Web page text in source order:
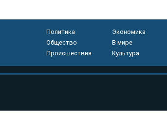
Политика
Экономика
Общество
В мире
Происшествия
Культура